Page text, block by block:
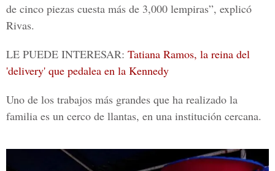
de cinco piezas cuesta más de 3,000 lempiras”, explicó
Rivas.
LE PUEDE INTERESAR: Tatiana Ramos, la reina del
'delivery' que pedalea en la Kennedy
Uno de los trabajos más grandes que ha realizado la
familia es un cerco de llantas, en una institución cercana.